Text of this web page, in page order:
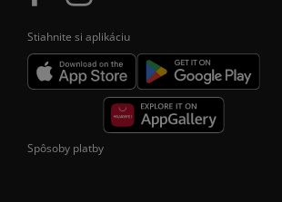
Stiahnite si aplikáciu
Spôsoby platby